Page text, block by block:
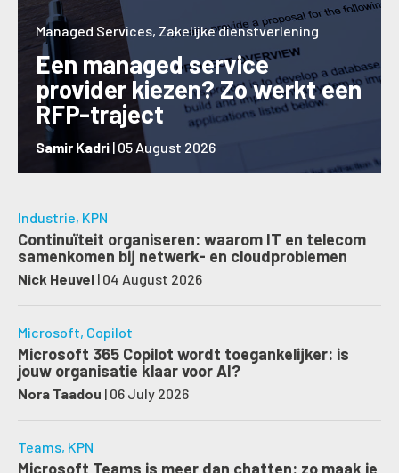
Managed Services, Zakelijke dienstverlening
Een managed service
provider kiezen? Zo werkt een
RFP-traject
Samir Kadri | 05 August 2026
Industrie, KPN
Continuïteit organiseren: waarom IT en telecom
samenkomen bij netwerk- en cloudproblemen
Nick Heuvel | 04 August 2026
Microsoft, Copilot
Microsoft 365 Copilot wordt toegankelijker: is
jouw organisatie klaar voor AI?
Nora Taadou | 06 July 2026
Teams, KPN
Microsoft Teams is meer dan chatten: zo maak je